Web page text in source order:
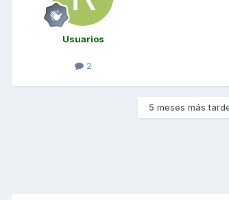
Usuarios
2
5 meses más